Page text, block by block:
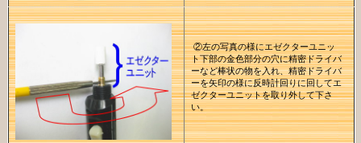
②左の写真の様にエゼクターユニッ
ト下部の金色部分の穴に精密ドライバ
ーなど棒状の物を入れ、精密ドライバ
ーを矢印の様に反時計回りに回してエ
ゼクターユニットを取り外して下さ
い。